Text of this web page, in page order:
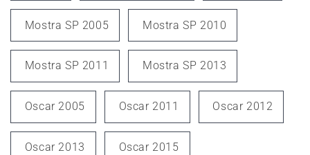
Mostra SP 2005 Mostra SP 2010
Mostra SP 2011 Mostra SP 2013
Oscar 2005 Oscar 2011 Oscar 2012
Oscar 2013 Oscar 2015